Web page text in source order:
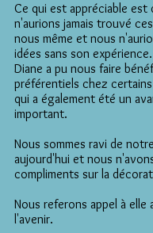
Ce qui est appréciable est
n'aurions jamais trouvé
nous même et nous
idées sans son expérience.
Diane a pu nous faire
préférentiels chez
qui a également été un
important.
Nous sommes ravi de
aujourd'hui et nous
compliments sur la
Nous referons appel à elle
l'avenir.